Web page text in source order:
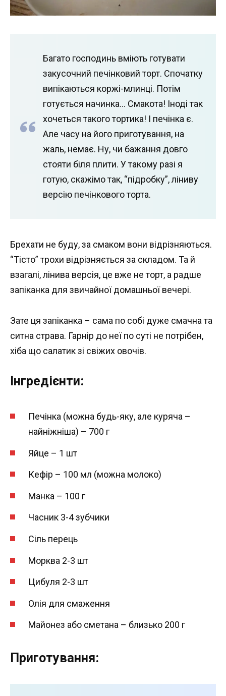
Багато господинь вміють готувати
закусочний печінковий торт. Спочатку
випікаються коржі-млинці. Потім
готується начинка… Смакота! Іноді так
хочеться такого тортика! І печінка є.
Але часу на його приготування, на
жаль, немає. Ну, чи бажання довго
стояти біля плити. У такому разі я
готую, скажімо так, “підробку”, ліниву
версію печінкового торта.
Брехати не буду, за смаком вони відрізняються.
“Тісто” трохи відрізняється за складом. Та й
взагалі, лінива версія, це вже не торт, а радше
запіканка для звичайної домашньої вечері.
Зате ця запіканка – сама по собі дуже смачна та
ситна страва. Гарнір до неї по суті не потрібен,
хіба що салатик зі свіжих овочів.
Інгредієнти:
Печінка (можна будь-яку, але куряча –
найніжніша) – 700 г
Яйце – 1 шт
Кефір – 100 мл (можна молоко)
Манка – 100 г
Часник 3-4 зубчики
Сіль перець
Морква 2-3 шт
Цибуля 2-3 шт
Олія для смаження
Майонез або сметана – близько 200 г
Приготування: